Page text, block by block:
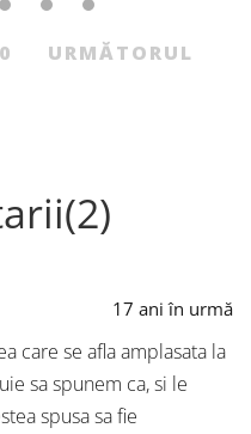
URMĂTORUL
17 ani în urmă
care se afla amplasata la
sa spunem ca, si le
spusa sa fie